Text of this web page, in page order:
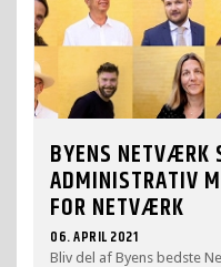
BYENS NETVÆRK
ADMINISTRATIV
FOR NETVÆRK
06. APRIL 2021
Bliv del af Byens bedste